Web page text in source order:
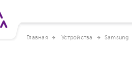
Главная Устройства Samsung